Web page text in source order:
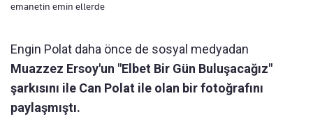
emanetin emin ellerde
Engin Polat daha önce de sosyal medyadan
Muazzez Ersoy'un "Elbet Bir Gün Buluşacağız"
şarkısını ile Can Polat ile olan bir fotoğrafını
paylaşmıştı.